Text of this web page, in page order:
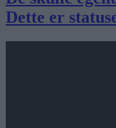
Dette er